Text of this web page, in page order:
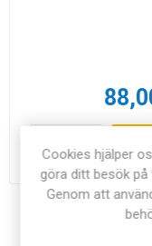
h
Cookies hjälper
göra ditt besök på
Genom att